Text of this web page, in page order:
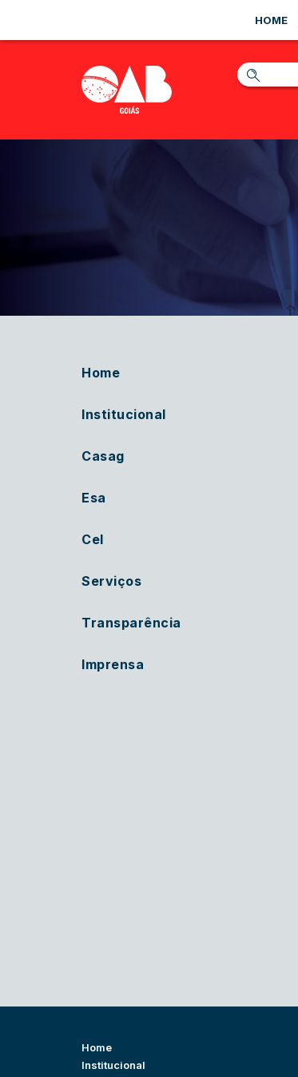
HOME
Home
Institucional
Casag
Esa
Cel
Serviços
Transparência
Imprensa
Home
Institucional